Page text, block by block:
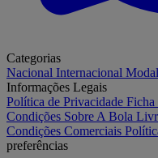
Categorias
Nacional Internacional
Informações Legais
Política de Privacidade Ficha
Condições Sobre A Bola
Condições Comerciais
preferências